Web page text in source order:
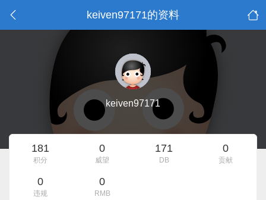
keiven97171的资料
keiven97171
181
积分
0
威望
171
DB
0
贡献
0
违规
0
RMB